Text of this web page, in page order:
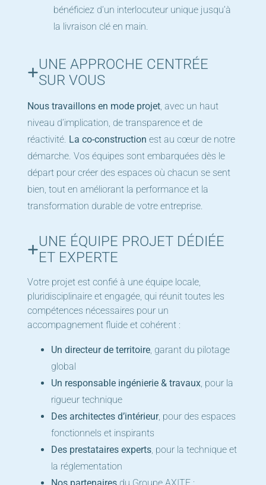
bénéficiez d’un interlocuteur unique jusqu’à
la livraison clé en main.
UNE APPROCHE CENTRÉE
SUR VOUS
Nous travaillons en mode projet, avec un haut
niveau d’implication, de transparence et de
réactivité. La co-construction est au cœur de notre
démarche. Vos équipes sont embarquées dès le
départ pour créer des espaces où chacun se sent
bien, tout en améliorant la performance et la
transformation durable de votre entreprise.
UNE ÉQUIPE PROJET DÉDIÉE
ET EXPERTE
Votre projet est confié à une équipe locale,
pluridisciplinaire et engagée, qui réunit toutes les
compétences nécessaires pour un
accompagnement fluide et cohérent :
Un directeur de territoire, garant du pilotage
global
Un responsable ingénierie & travaux, pour la
rigueur technique
Des architectes d’intérieur, pour des espaces
fonctionnels et inspirants
Des prestataires experts, pour la technique et
la réglementation